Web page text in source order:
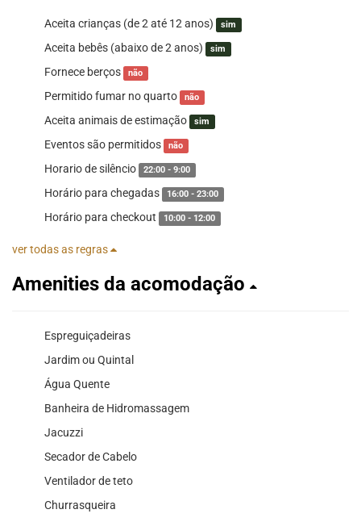
Aceita crianças (de 2 até 12 anos) sim
Aceita bebês (abaixo de 2 anos) sim
Fornece berços não
Permitido fumar no quarto não
Aceita animais de estimação sim
Eventos são permitidos não
Horario de silêncio 22:00 - 9:00
Horário para chegadas 16:00 - 23:00
Horário para checkout 10:00 - 12:00
ver todas as regras
Amenities da acomodação
Espreguiçadeiras
Jardim ou Quintal
Água Quente
Banheira de Hidromassagem
Jacuzzi
Secador de Cabelo
Ventilador de teto
Churrasqueira